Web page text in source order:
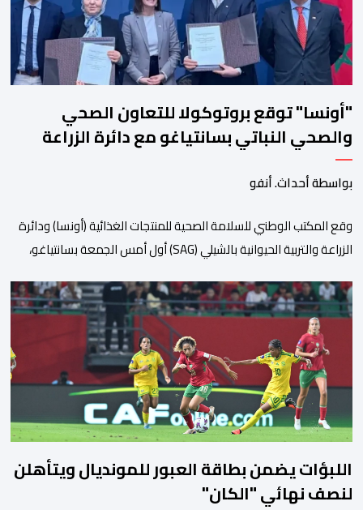
"أونسا" توقع بروتوكولا للتعاون الصحي
والصحي النباتي بسانتياغو مع دائرة الزراعة
وتربية المواشي
بواسطة أحداث. أنفو
وقع المكتب الوطني للسلامة الصحية للمنتجات الغذائية (أونسا) ودائرة
الزراعة والتربية الحيوانية بالشيلي (SAG) أول أمس الجمعة بسانتياغو،
والصحة الحيوانية. وسيمكن هذا البروتوكول الذي تم توقيعه بحضور
مسؤولين عن السلطات الشيلية، وممثلين عن القطاع الخاص ومن
أوساط التصدير، من مواءمة الإجراءات الصحية، والصحية النباتية المطبقة
على […]
اللبؤات يضمن بطاقة العبور للمونديال ويتأهلن
لنصف نهائي "الكان"